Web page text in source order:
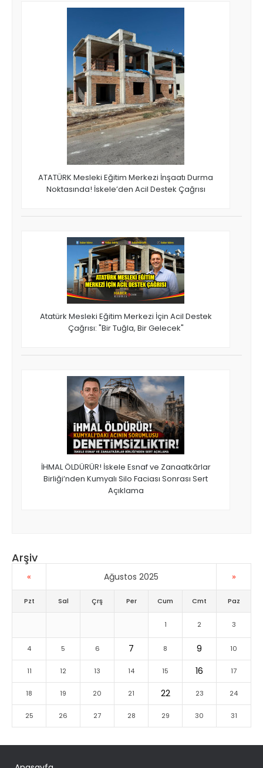
ATATÜRK Mesleki Eğitim Merkezi İnşaatı Durma
Noktasında! İskele’den Acil Destek Çağrısı
Atatürk Mesleki Eğitim Merkezi İçin Acil Destek
Çağrısı: "Bir Tuğla, Bir Gelecek"
İHMAL ÖLDÜRÜR! İskele Esnaf ve Zanaatkârlar
Birliği’nden Kumyalı Silo Faciası Sonrası Sert
Açıklama
Arşiv
« Ağustos 2025 »
Pzt Sal Çrş Per Cum Cmt Paz
1 2 3
4 5 6 7 8 9 10
11 12 13 14 15 16 17
18 19 20 21 22 23 24
25 26 27 28 29 30 31